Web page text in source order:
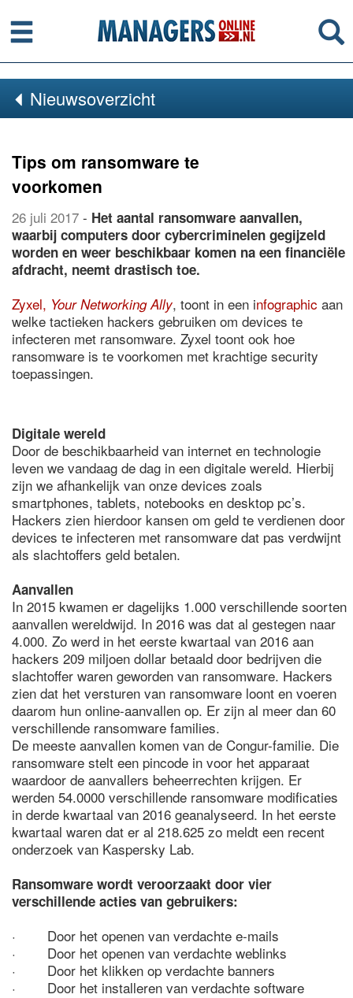
Menu
Nieuwsoverzicht
Tips om ransomware te
voorkomen
26 juli 2017 - Het aantal ransomware aanvallen,
waarbij computers door cybercriminelen gegijzeld
worden en weer beschikbaar komen na een financiële
afdracht, neemt drastisch toe.
Zyxel, Your Networking Ally, toont in een infographic aan
welke tactieken hackers gebruiken om devices te
infecteren met ransomware. Zyxel toont ook hoe
ransomware is te voorkomen met krachtige security
toepassingen.
Digitale wereld
Door de beschikbaarheid van internet en technologie
leven we vandaag de dag in een digitale wereld. Hierbij
zijn we afhankelijk van onze devices zoals
smartphones, tablets, notebooks en desktop pc’s.
Hackers zien hierdoor kansen om geld te verdienen door
devices te infecteren met ransomware dat pas verdwijnt
als slachtoffers geld betalen.
Aanvallen
In 2015 kwamen er dagelijks 1.000 verschillende soorten
aanvallen wereldwijd. In 2016 was dat al gestegen naar
4.000. Zo werd in het eerste kwartaal van 2016 aan
hackers 209 miljoen dollar betaald door bedrijven die
slachtoffer waren geworden van ransomware. Hackers
zien dat het versturen van ransomware loont en voeren
daarom hun online-aanvallen op. Er zijn al meer dan 60
verschillende ransomware families.
De meeste aanvallen komen van de Congur-familie. Die
ransomware stelt een pincode in voor het apparaat
waardoor de aanvallers beheerrechten krijgen. Er
werden 54.0000 verschillende ransomware modificaties
in derde kwartaal van 2016 geanalyseerd. In het eerste
kwartaal waren dat er al 218.625 zo meldt een recent
onderzoek van Kaspersky Lab.
Ransomware wordt veroorzaakt door vier
verschillende acties van gebruikers:
· Door het openen van verdachte e-mails
· Door het openen van verdachte weblinks
· Door het klikken op verdachte banners
· Door het installeren van verdachte software